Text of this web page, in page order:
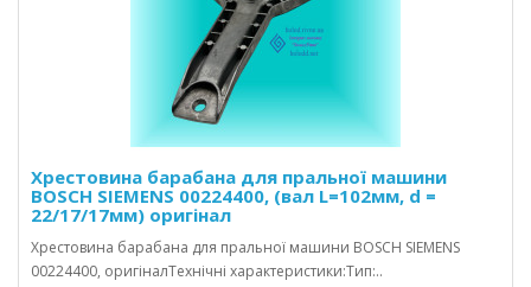
Хрестовина барабана для пральної машини
BOSCH SIEMENS 00224400, (вал L=102мм, d =
22/17/17мм) оригінал
Хрестовина барабана для пральної машини BOSCH SIEMENS
00224400, оригіналТехнічні характеристики:Тип:..